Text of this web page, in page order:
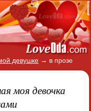
девушке → в прозе
моя девочка